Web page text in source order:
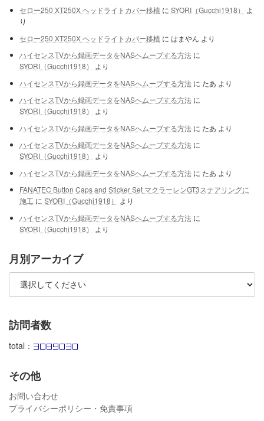
セロー250 XT250X ヘッドライトカバー移植 に SYORI（Gucchi1918）
よ
り
セロー250 XT250X ヘッドライトカバー移植 に はまやん より
ハイセンスTVから録画データをNASへムーブする方法に
SYORI（Gucchi1918）
より
ハイセンスTVから録画データをNASへムーブする方法に たあ より
ハイセンスTVから録画データをNASへムーブする方法に
SYORI（Gucchi1918）
より
ハイセンスTVから録画データをNASへムーブする方法に たあ より
ハイセンスTVから録画データをNASへムーブする方法に
SYORI（Gucchi1918）
より
ハイセンスTVから録画データをNASへムーブする方法に たあ より
FANATEC Button Caps and Sticker Set マクラーレンGT3ステアリングに
施工に SYORI（Gucchi1918）
より
ハイセンスTVから録画データをNASへムーブする方法に
SYORI（Gucchi1918）
より
月別アーカイブ
訪問者数
total：
その他
お問い合わせ
プライバシーポリシー・免責事項